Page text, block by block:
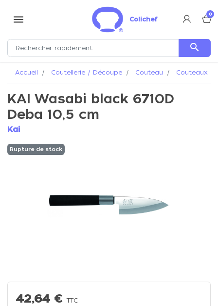
menu Colichef
0
search
Accueil Coutellerie / Découpe Couteau Couteaux
KAI Wasabi black 6710D
Deba 10,5 cm
Kai
Rupture de stock
42,64 €TTC